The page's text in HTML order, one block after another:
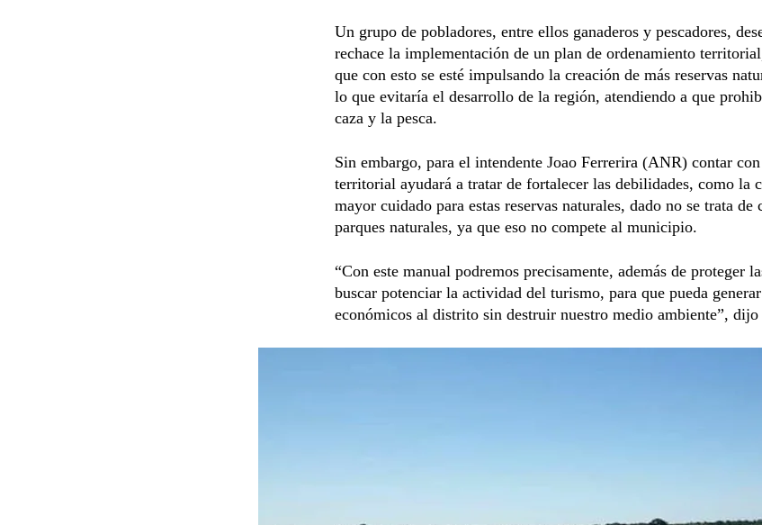
Un grupo de pobladores, entre ellos ganaderos y pescadores,
rechace la implementación de un plan de ordenamiento
que con esto se esté impulsando la creación de más reservas
lo que evitaría el desarrollo de la región, atendiendo a que
caza y la pesca.
Sin embargo, para el intendente Joao Ferrerira (ANR) contar
territorial ayudará a tratar de fortalecer las debilidades, como la
mayor cuidado para estas reservas naturales, dado no se trata de
parques naturales, ya que eso no compete al municipio.
“Con este manual podremos precisamente, además de proteger
buscar potenciar la actividad del turismo, para que pueda
económicos al distrito sin destruir nuestro medio ambiente”,